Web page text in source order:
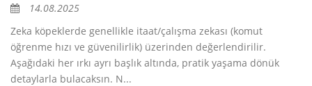
14.08.2025
Zeka köpeklerde genellikle itaat/çalışma zekası (komut
öğrenme hızı ve güvenilirlik) üzerinden değerlendirilir.
Aşağıdaki her ırkı ayrı başlık altında, pratik yaşama dönük
detaylarla bulacaksın. N...